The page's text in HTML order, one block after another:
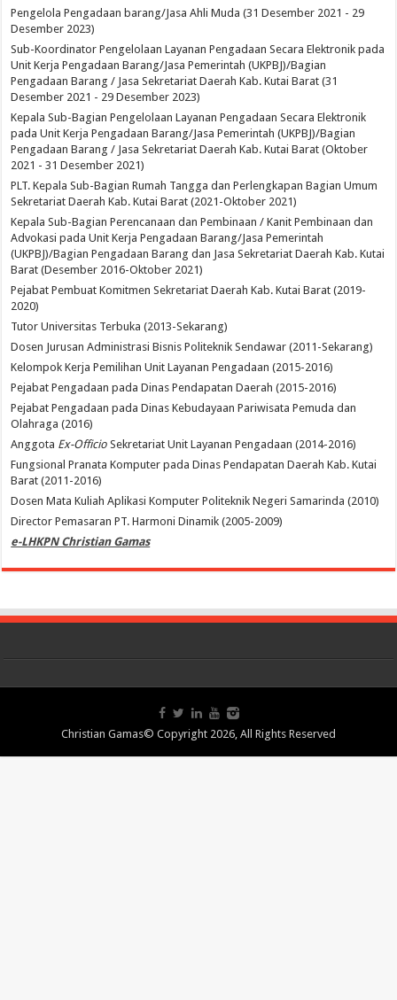
Pengelola Pengadaan barang/Jasa Ahli Muda (31 Desember 2021 - 29
Desember 2023)
Sub-Koordinator Pengelolaan Layanan Pengadaan Secara Elektronik pada
Unit Kerja Pengadaan Barang/Jasa Pemerintah (UKPBJ)/Bagian
Pengadaan Barang / Jasa Sekretariat Daerah Kab. Kutai Barat (31
Desember 2021 - 29 Desember 2023)
Kepala Sub-Bagian Pengelolaan Layanan Pengadaan Secara Elektronik
pada Unit Kerja Pengadaan Barang/Jasa Pemerintah (UKPBJ)/Bagian
Pengadaan Barang / Jasa Sekretariat Daerah Kab. Kutai Barat (Oktober
2021 - 31 Desember 2021)
PLT. Kepala Sub-Bagian Rumah Tangga dan Perlengkapan Bagian Umum
Sekretariat Daerah Kab. Kutai Barat (2021-Oktober 2021)
Kepala Sub-Bagian Perencanaan dan Pembinaan / Kanit Pembinaan dan
Advokasi pada Unit Kerja Pengadaan Barang/Jasa Pemerintah
(UKPBJ)/Bagian Pengadaan Barang dan Jasa Sekretariat Daerah Kab. Kutai
Barat (Desember 2016-Oktober 2021)
Pejabat Pembuat Komitmen Sekretariat Daerah Kab. Kutai Barat (2019-
2020)
Tutor Universitas Terbuka (2013-Sekarang)
Dosen Jurusan Administrasi Bisnis Politeknik Sendawar (2011-Sekarang)
Kelompok Kerja Pemilihan Unit Layanan Pengadaan (2015-2016)
Pejabat Pengadaan pada Dinas Pendapatan Daerah (2015-2016)
Pejabat Pengadaan pada Dinas Kebudayaan Pariwisata Pemuda dan
Olahraga (2016)
Anggota Ex-Officio Sekretariat Unit Layanan Pengadaan (2014-2016)
Fungsional Pranata Komputer pada Dinas Pendapatan Daerah Kab. Kutai
Barat (2011-2016)
Dosen Mata Kuliah Aplikasi Komputer Politeknik Negeri Samarinda (2010)
Director Pemasaran PT. Harmoni Dinamik (2005-2009)
e-LHKPN Christian Gamas
Christian Gamas© Copyright 2026, All Rights Reserved